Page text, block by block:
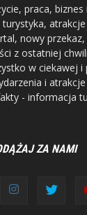
praca,
nowy
z ostatniej
w ciekawej
i
- informacja
ZA NAMI